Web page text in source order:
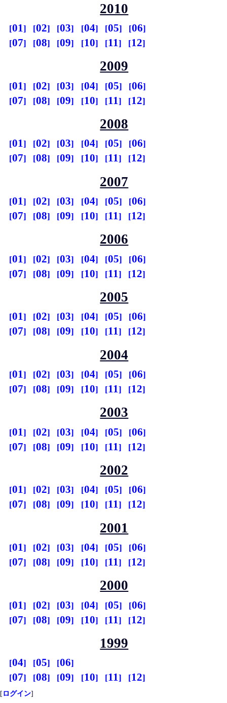
2010
01 02 03 04 05
06
07
08 09 10 11 12
2009
01 02 03 04 05
06
07
08 09 10 11 12
2008
01 02 03 04 05
06
07
08 09 10 11 12
2007
01 02 03 04 05
06
07
08 09 10 11 12
2006
01 02 03 04 05
06
07
08 09 10 11 12
2005
01 02 03 04 05
06
07
08 09 10 11 12
2004
01 02 03 04 05
06
07
08 09 10 11 12
2003
01 02 03 04 05
06
07
08 09 10 11 12
2002
01 02 03 04 05
06
07
08 09 10 11 12
2001
01 02 03 04 05
06
07
08 09 10 11 12
2000
01 02 03 04 05
06
07
08 09 10 11 12
1999
04 05
06
07
08 09 10 11 12
[ログイン]